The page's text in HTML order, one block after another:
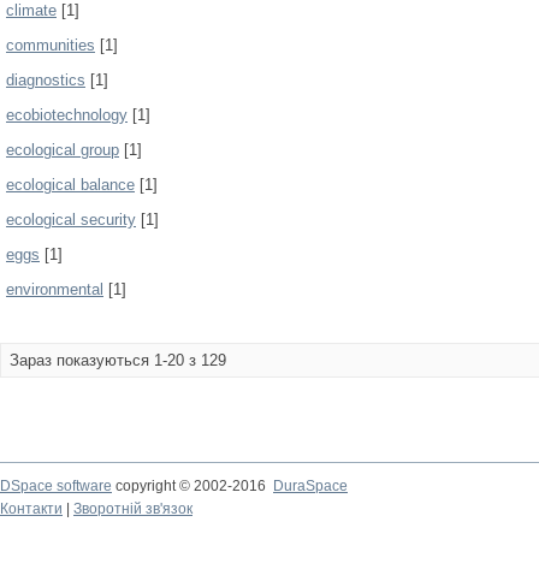
climate [1]
communities [1]
diagnostics [1]
ecobiotechnology [1]
ecological group [1]
ecological balance [1]
ecological security [1]
eggs [1]
environmental [1]
Зараз показуються 1-20 з 129
DSpace software copyright © 2002-2016
DuraSpace
Контакти
Зворотній зв'язок